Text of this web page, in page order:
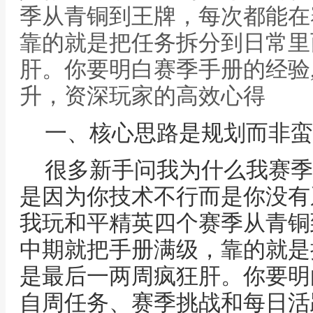
季从青铜到王牌，每次都能
靠的就是把任务拆分到日常
肝。你要明白赛季手册的经
升，资深玩家的高效心得
一、核心思路是规划而非
很多新手问我为什么我赛
是因为你技术不行而是你没
我玩和平精英四个赛季从青
中期就把手册满级，靠的就
是最后一两周疯狂肝。你要
自周任务、赛季挑战和每日